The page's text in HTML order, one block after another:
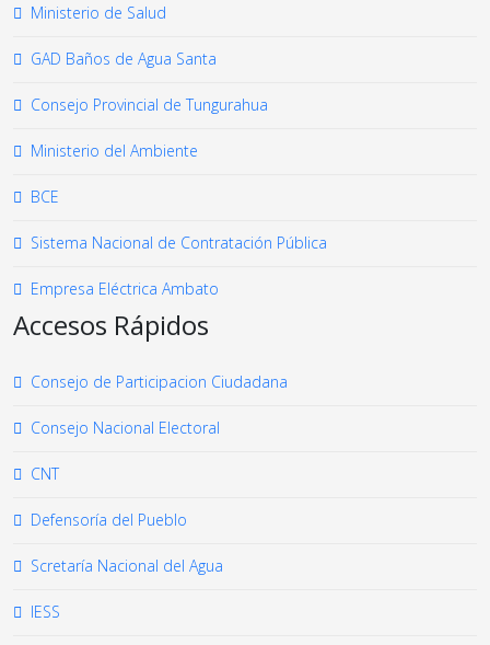
Ministerio de Salud
GAD Baños de Agua Santa
Consejo Provincial de Tungurahua
Ministerio del Ambiente
BCE
Sistema Nacional de Contratación Pública
Empresa Eléctrica Ambato
Accesos Rápidos
Consejo de Participacion Ciudadana
Consejo Nacional Electoral
CNT
Defensoría del Pueblo
Scretaría Nacional del Agua
IESS